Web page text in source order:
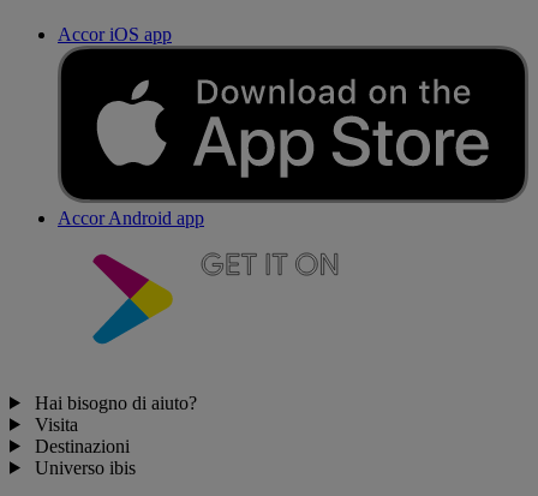
Accor iOS app
Accor Android app
Hai bisogno di aiuto?
Visita
Destinazioni
Universo ibis